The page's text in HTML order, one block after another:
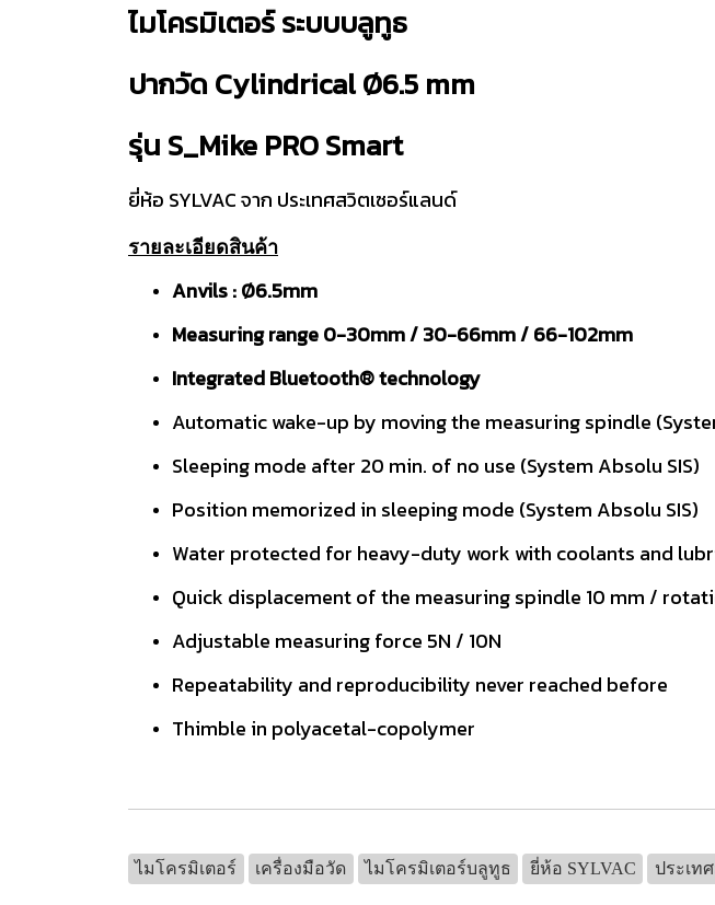
ไมโครมิเตอร์ ระบบบลูทูธ
ปากวัด Cylindrical Ø6.5 mm
รุ่น S_Mike PRO Smart
ยี่ห้อ SYLVAC จาก ประเทศสวิตเซอร์แลนด์
รายละเอียดสินค้า
Anvils : Ø6.5mm
Measuring range 0-30mm / 30-66mm / 66-102mm
Integrated Bluetooth® technology
Automatic wake-up by moving the measuring spindle
Sleeping mode after 20 min. of no use (System Absolu SIS)
Position memorized in sleeping mode (System Absolu SIS)
Water protected for heavy-duty work with coolants and
Quick displacement of the measuring spindle 10 mm /
Adjustable measuring force 5N / 10N
Repeatability and reproducibility never reached before
Thimble in polyacetal-copolymer
ไมโครมิเตอร์ เครื่องมือวัด ไมโครมิเตอร์บลูทูธ ยี่ห้อ SYLVAC ประเท